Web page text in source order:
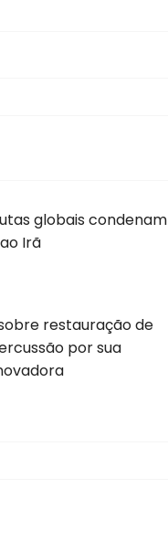
globais condenam
Irã
restauração de
por sua